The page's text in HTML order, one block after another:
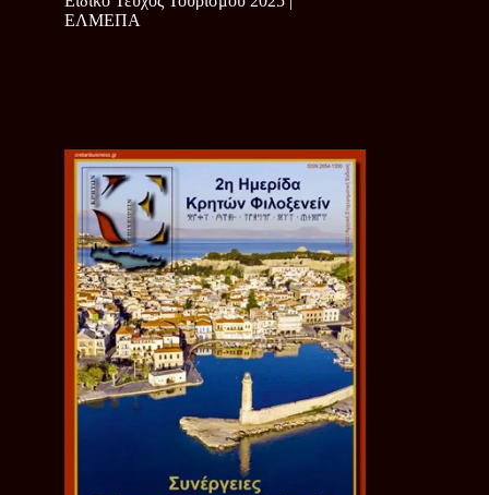
ΕΛΜΕΠΑ